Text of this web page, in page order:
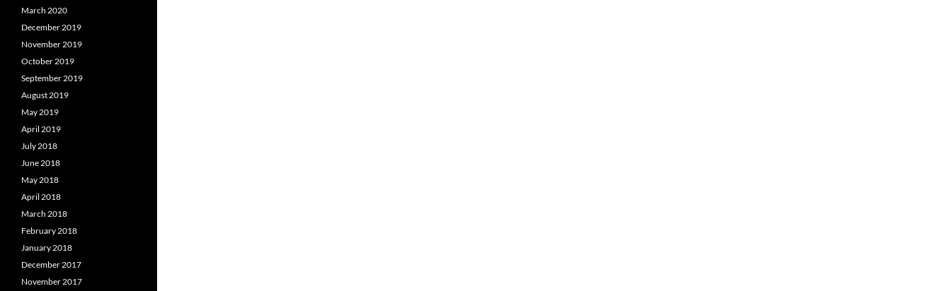
March 2020
December 2019
November 2019
October 2019
September 2019
August 2019
May 2019
April 2019
July 2018
June 2018
May 2018
April 2018
March 2018
February 2018
January 2018
December 2017
November 2017